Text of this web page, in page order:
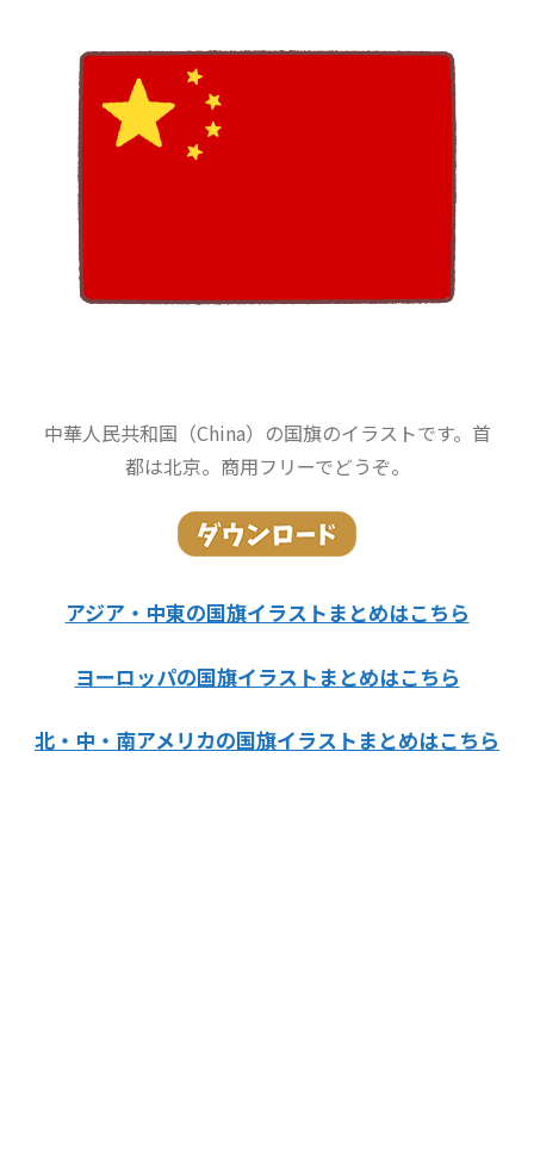
中華人民共和国（China）の国旗のイラストです。首
都は北京。商用フリーでどうぞ。
アジア・中東の国旗イラストまとめはこちら
ヨーロッパの国旗イラストまとめはこちら
北・中・南アメリカの国旗イラストまとめはこちら